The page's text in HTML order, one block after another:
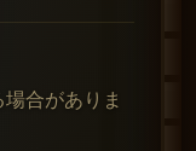
合がありま